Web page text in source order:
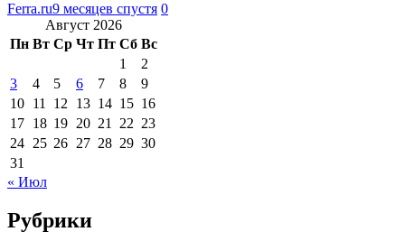
Ferra.ru9 месяцев спустя 0
Август 2026
Пн Вт Ср Чт Пт Сб Вс
1
2
3
4 5 6 7 8
9
10 11 12 13 14 15 16
17 18 19 20 21 22 23
24 25 26 27 28 29 30
31
« Июл
Рубрики